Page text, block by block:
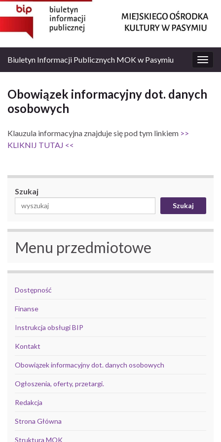
Biuletyn Informacji Publicznych MOK w Pasymiu
Obowiązek informacyjny dot. danych
osobowych
Klauzula informacyjna znajduje się pod tym linkiem >>
KLIKNIJ TUTAJ <<
Szukaj
Szukaj
Menu przedmiotowe
Dostępność
Finanse
Instrukcja obsługi BIP
Kontakt
Obowiązek informacyjny dot. danych osobowych
Ogłoszenia, oferty, przetargi.
Redakcja
Strona Główna
Struktura MOK